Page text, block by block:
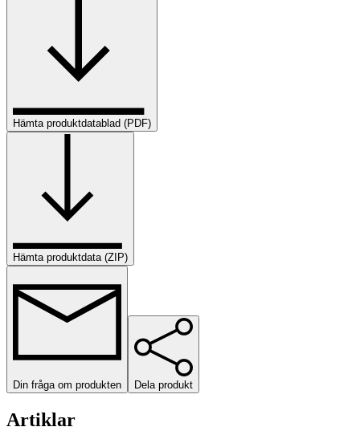
Hämta produktdatablad (PDF)
Hämta produktdata (ZIP)
Din fråga om produkten Dela produkt
Artiklar